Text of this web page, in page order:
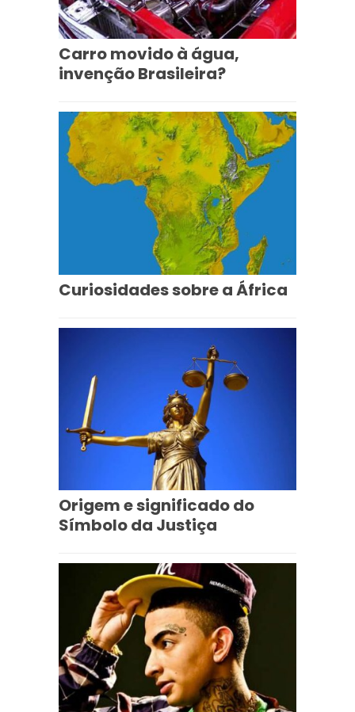
Carro movido à água,
invenção Brasileira?
Curiosidades sobre a África
Origem e significado do
Símbolo da Justiça